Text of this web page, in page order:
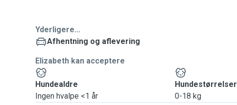
Yderligere...
Afhentning og aflevering
Elizabeth kan acceptere
Hundealdre
Ingen hvalpe <1 år
Hundestørrelser
0-18 kg